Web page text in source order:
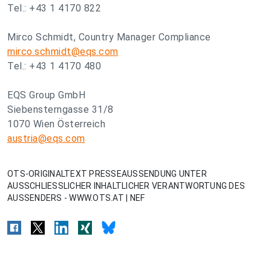
Tel.: +43 1 4170 822
Mirco Schmidt, Country Manager Compliance
mirco.schmidt@eqs.com
Tel.: +43 1 4170 480
EQS Group GmbH
Siebensterngasse 31/8
1070 Wien Österreich
austria@eqs.com
OTS-ORIGINALTEXT PRESSEAUSSENDUNG UNTER
AUSSCHLIESSLICHER INHALTLICHER VERANTWORTUNG DES
AUSSENDERS - WWW.OTS.AT | NEF